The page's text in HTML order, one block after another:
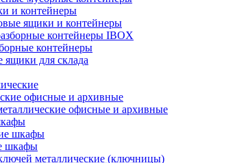
и контейнеры
ящики и контейнеры
контейнеры IBOX
контейнеры
ящики для склада
офисные и архивные
офисные и архивные
шкафы
шкафы
металлические (ключницы)